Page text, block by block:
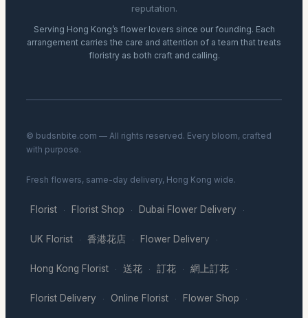
reputation.
Serving Hong Kong’s flower lovers since our founding. Each
arrangement carries the care and attention of a team that treats
floristry as both craft and calling.
© budsnbite.com — All rights reserved. Every bloom, crafted
with purpose.
Fresh flowers, same-day delivery, Hong Kong wide.
Florist · Florist Shop · Dubai Flower Delivery ·
UK Florist · 香港花店 · Flower Delivery ·
Hong Kong Florist · 送花 · 訂花 · 網上訂花 ·
Florist Delivery · Online Florist · Flower Shop ·